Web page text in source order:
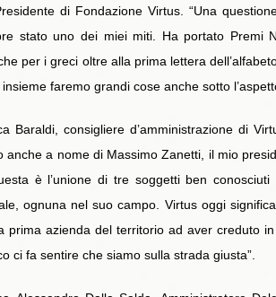
di Fondazione Virtus. “Una
stato uno dei miei miti. Ha portato Premi
per i greci oltre alla prima lettera
faremo grandi cose anche sotto
Baraldi, consigliere d’amministrazione di
a nome di Massimo Zanetti, il mio
è l’unione di tre soggetti ben
ognuna nel suo campo. Virtus oggi
azienda del territorio ad aver creduto
ci fa sentire che siamo sulla strada giusta”.